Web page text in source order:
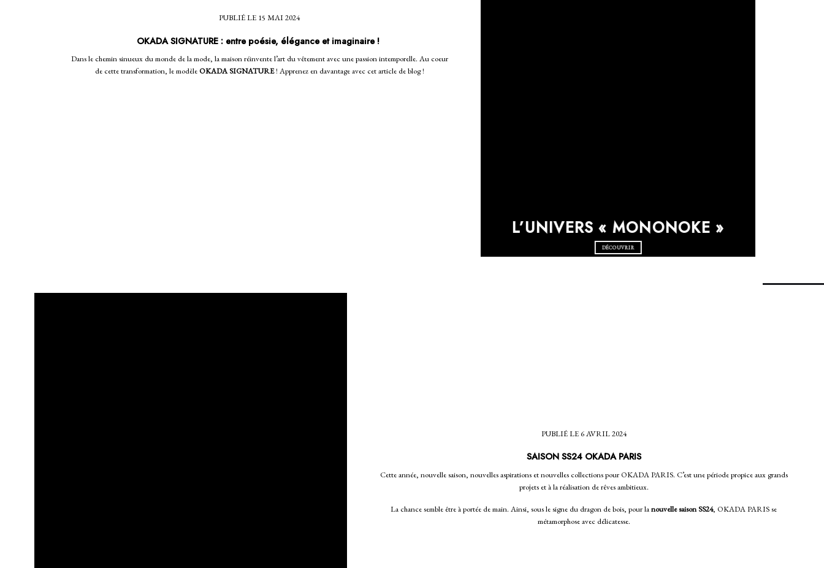
PUBLIÉ LE 15 MAI 2024
OKADA SIGNATURE : entre poésie, élégance et imaginaire !
Dans le chemin sinueux du monde de la mode, la maison réinvente l’art du vêtement avec une passion intemporelle. Au coeur
de cette transformation, le modèle OKADA SIGNATURE! Apprenez en davantage avec cet article de blog !
L’UNIVERS « MONONOKE »
DÉCOUVRIR
PUBLIÉ LE 6 AVRIL 2024
SAISON SS24 OKADA PARIS
Cette année, nouvelle saison, nouvelles aspirations et nouvelles collections pour OKADA PARIS. C’est une période propice aux grands
projets et à la réalisation de rêves ambitieux.
La chance semble être à portée de main. Ainsi, sous le signe du dragon de bois, pour lanouvellesaison SS24, OKADA PARIS se
métamorphose avec délicatesse.